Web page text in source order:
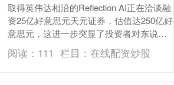
取得英伟达相沿的Reflection AI正在洽谈融
资25亿好意思元天元证券，估值达250亿好
意思元，这进一步突显了投资者对东说念
主工智能初创企业捏续隆盛的需求....
阅读： 111 栏目： 在线配资炒股